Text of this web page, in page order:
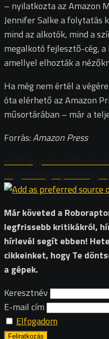
– nyilatkozta az Amazon
Jennifer Salke a folytatás
mind az alkotók, mind a
megalkotó fejlesztő-cég,
amellyel elhozták a
Ha még nem értél a
óta elérhető az Amazon
műsortárában – már a
Forrás:Amazon Press
Már követed a
legfrissebb kritikákról,
hírlevél segít ebben!
cikkeinket, hogy Te
a gépek.
Keresztnév
E-mail cím
Elfogadom